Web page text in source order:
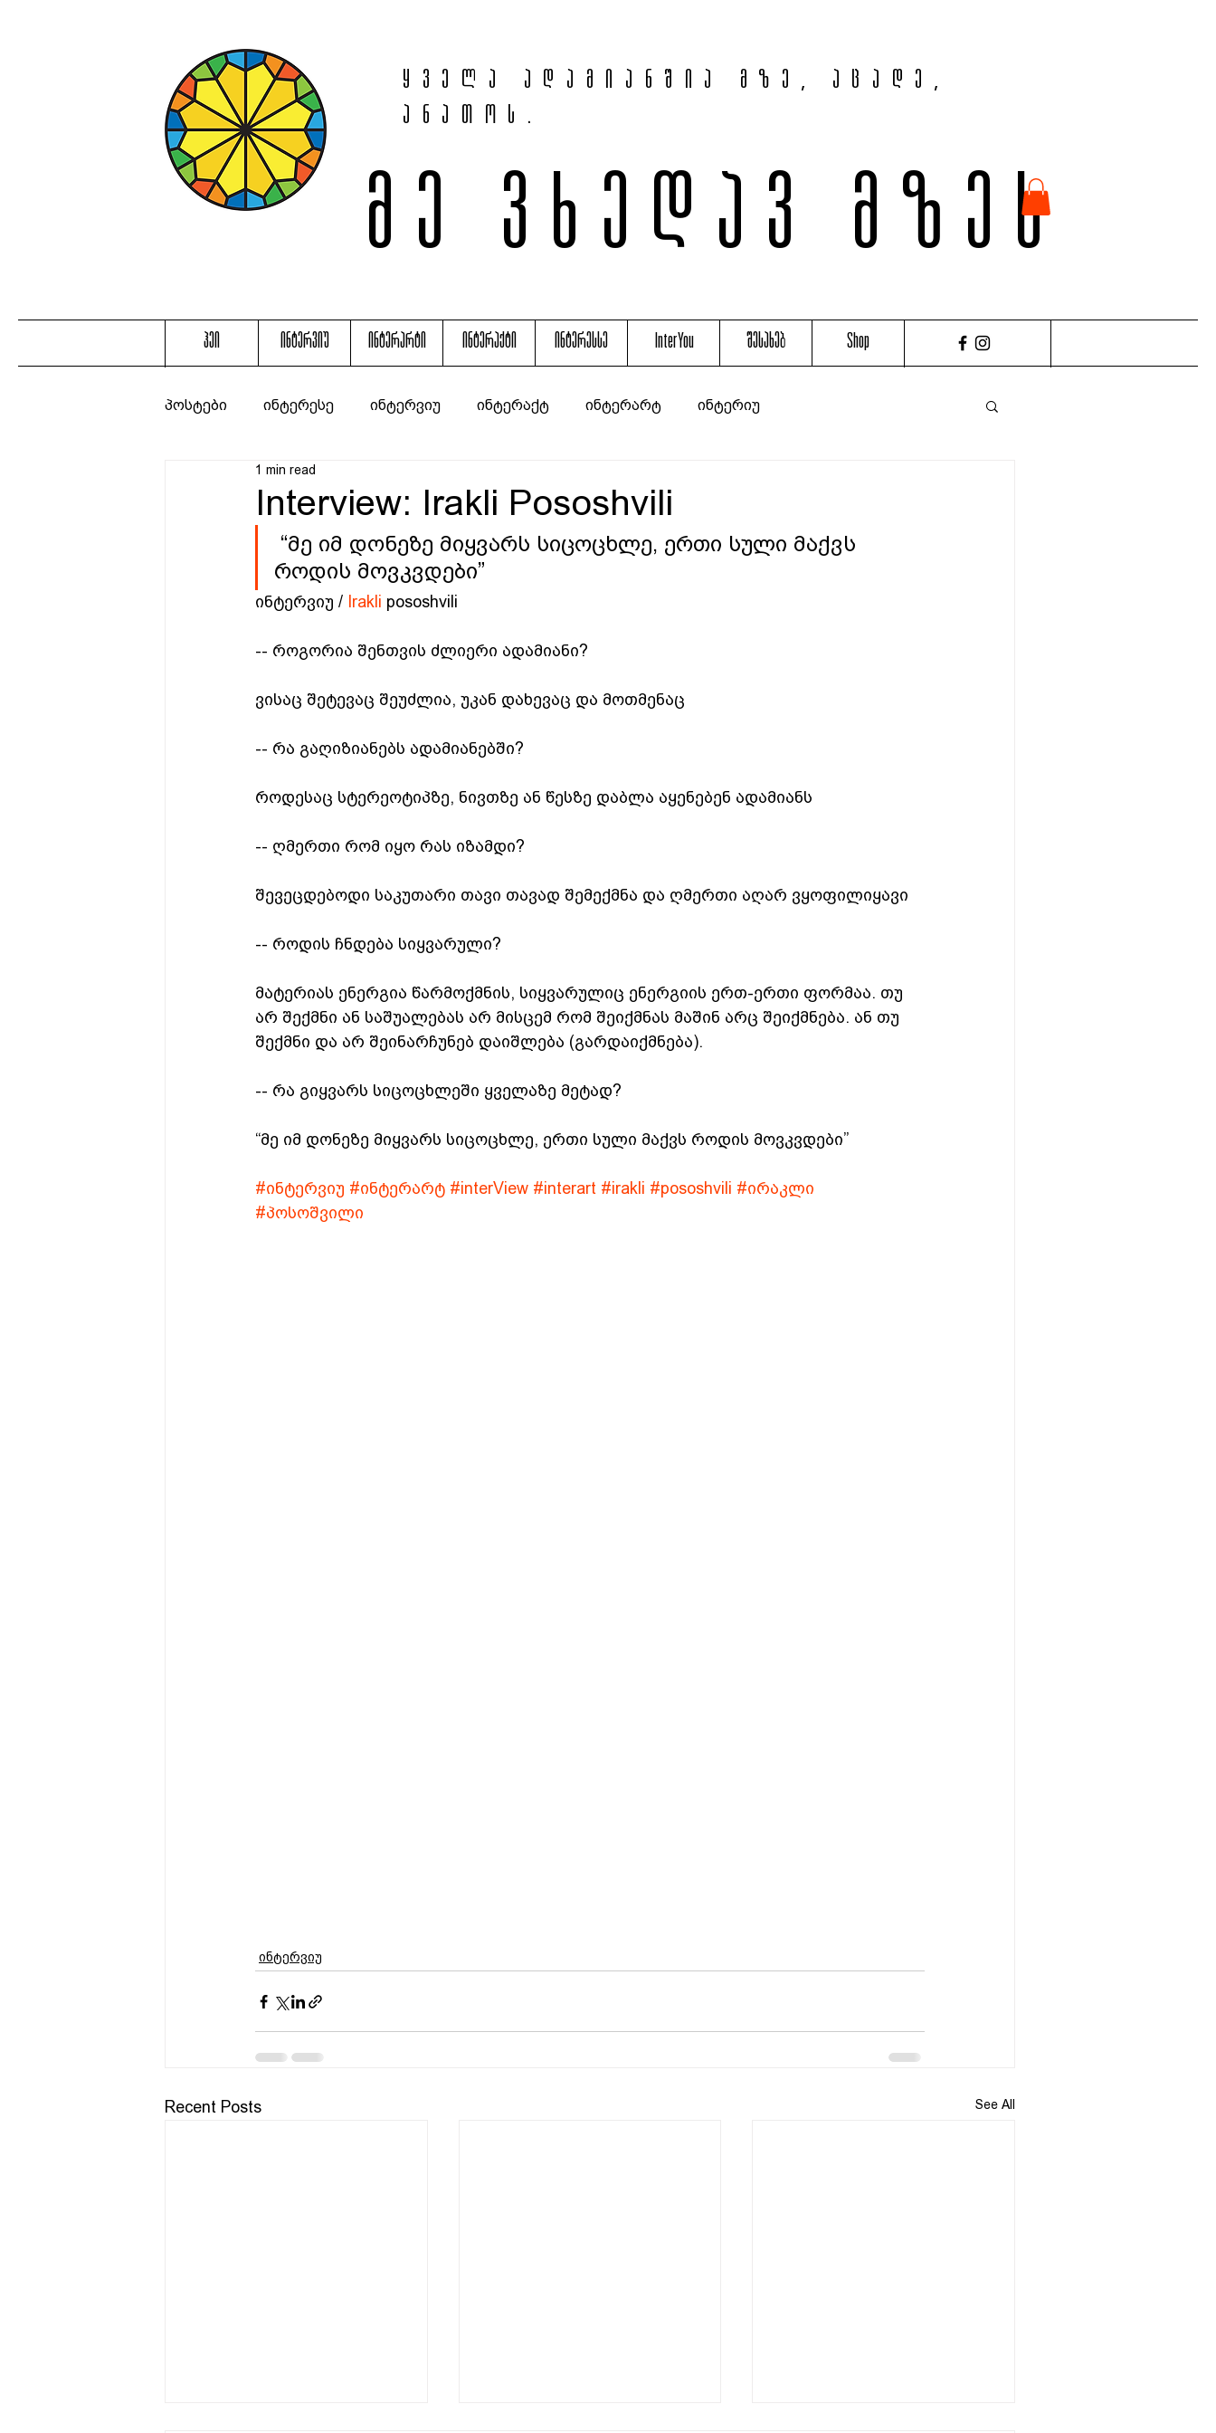
ყველა ადამიანშია მზე, აცადე,
ანათოს.
მე ვხედავ მზეს
ჰეი ინტერვიუ ინტერარტი ინტერაქტი ინტერესსე InterYou შესახებ Shop
პოსტები ინტერესე ინტერვიუ ინტერაქტ ინტერარტ ინტერიუ
Interview: Irakli Pososhvili
1 min read
როდის მოვკვდები”
ინტერვიუ / Irakli pososhvili
-- როგორია შენთვის ძლიერი ადამიანი?
ვისაც შეტევაც შეუძლია, უკან დახევაც და მოთმენაც
-- რა გაღიზიანებს ადამიანებში?
როდესაც სტერეოტიპზე, ნივთზე ან წესზე დაბლა აყენებენ ადამიანს
-- ღმერთი რომ იყო რას იზამდი?
შევეცდებოდი საკუთარი თავი თავად შემექმნა და ღმერთი აღარ ვყოფილიყავი
-- როდის ჩნდება სიყვარული?
მატერიას ენერგია წარმოქმნის, სიყვარულიც ენერგიის ერთ-ერთი ფორმაა. თუ
არ შექმნი ან საშუალებას არ მისცემ რომ შეიქმნას მაშინ არც შეიქმნება. ან თუ
შექმნი და არ შეინარჩუნებ დაიშლება (გარდაიქმნება).
-- რა გიყვარს სიცოცხლეში ყველაზე მეტად?
“მე იმ დონეზე მიყვარს სიცოცხლე, ერთი სული მაქვს როდის მოვკვდები”
#ინტერვიუ #ინტერარტ #interView #interart #irakli #pososhvili #ირაკლი
#პოსოშვილი
ინტერვიუ
Recent Posts See All